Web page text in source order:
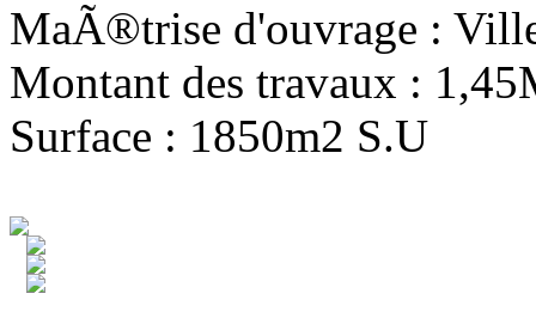
MaÃ®trise d'ouvrage :
Montant des travaux :
Surface : 1850m2 S.U